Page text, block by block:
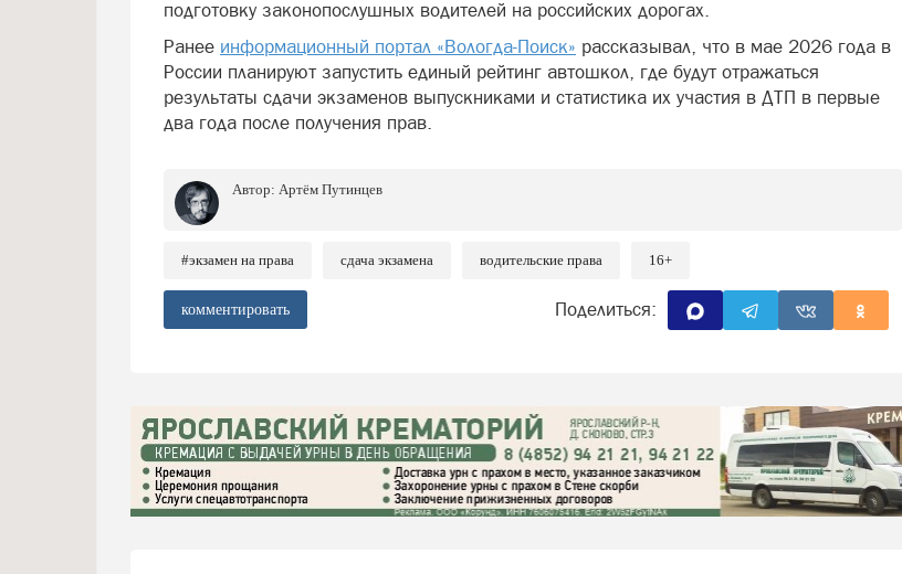
подготовку законопослушных водителей на российских дорогах.
Ранее информационный портал «Вологда-Поиск» рассказывал, что в мае 2026 года в
России планируют запустить единый рейтинг автошкол, где будут отражаться
результаты сдачи экзаменов выпускниками и статистика их участия в ДТП в первые
два года после получения прав.
Автор: Артём Путинцев
#экзамен на права сдача экзамена водительские права 16+
комментировать Поделиться: